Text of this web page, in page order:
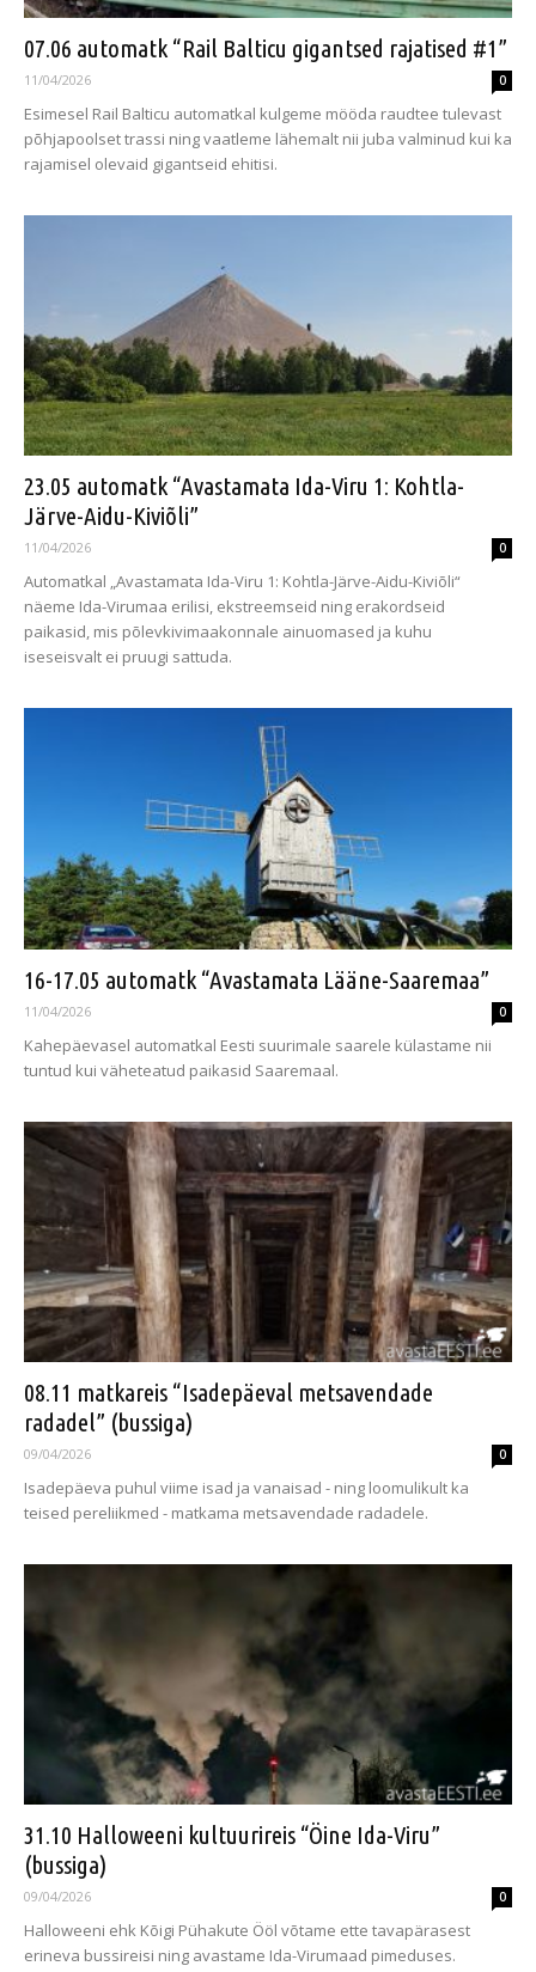
07.06 automatk “Rail Balticu gigantsed rajatised #1”
11/04/2026 0
Esimesel Rail Balticu automatkal kulgeme mööda raudtee tulevast
põhjapoolset trassi ning vaatleme lähemalt nii juba valminud kui ka
rajamisel olevaid gigantseid ehitisi.
23.05 automatk “Avastamata Ida-Viru 1: Kohtla-
Järve-Aidu-Kiviõli”
11/04/2026 0
Automatkal „Avastamata Ida-Viru 1: Kohtla-Järve-Aidu-Kiviõli“
näeme Ida-Virumaa erilisi, ekstreemseid ning erakordseid
paikasid, mis põlevkivimaakonnale ainuomased ja kuhu
iseseisvalt ei pruugi sattuda.
16-17.05 automatk “Avastamata Lääne-Saaremaa”
11/04/2026 0
Kahepäevasel automatkal Eesti suurimale saarele külastame nii
tuntud kui väheteatud paikasid Saaremaal.
08.11 matkareis “Isadepäeval metsavendade
radadel” (bussiga)
09/04/2026 0
Isadepäeva puhul viime isad ja vanaisad - ning loomulikult ka
teised pereliikmed - matkama metsavendade radadele.
31.10 Halloweeni kultuurireis “Öine Ida-Viru”
(bussiga)
09/04/2026 0
Halloweeni ehk Kõigi Pühakute Ööl võtame ette tavapärasest
erineva bussireisi ning avastame Ida-Virumaad pimeduses.